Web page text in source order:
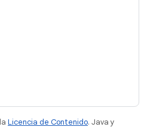
Licencia de Contenido. Java y